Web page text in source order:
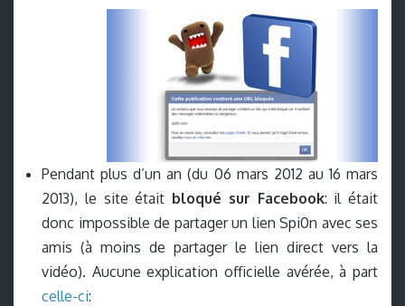
Pendant plus d’un an (du 06 mars 2012 au 16 mars
2013), le site était bloqué sur Facebook: il était
donc impossible de partager un lien Spi0n avec ses
amis (à moins de partager le lien direct vers la
vidéo). Aucune explication officielle avérée, à part
celle-ci: